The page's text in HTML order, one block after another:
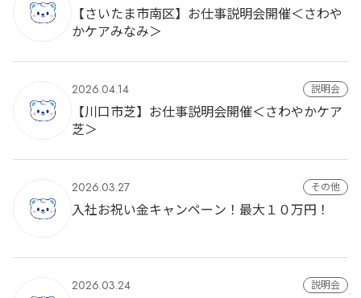
【さいたま市南区】お仕事説明会開催＜さわや
かケアみなみ＞
2026.04.14 説明会
【川口市芝】お仕事説明会開催＜さわやかケア
芝＞
2026.03.27 その他
入社お祝い金キャンペーン！最大１０万円！
2026.03.24 説明会